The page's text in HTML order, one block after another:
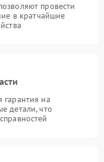
провести
в кратчайшие
гарантия на
детали, что